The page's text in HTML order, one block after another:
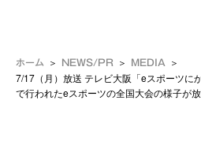
ホーム NEWS/PR MEDIA
7/17（月）放送 テレビ大阪「eスポーツに
で行われたeスポーツの全国大会の様子が